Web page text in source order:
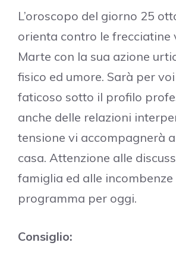
L’oroscopo del giorno 25
orienta contro le frecciatine
Marte con la sua azione
fisico ed umore. Sarà per
faticoso sotto il profilo
anche delle relazioni
tensione vi accompagnerà
casa. Attenzione alle
famiglia ed alle incombenze
programma per oggi.
Consiglio: